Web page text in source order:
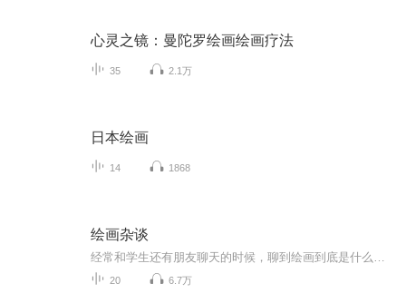
心灵之镜：曼陀罗绘画绘画疗法
35 2.1万
日本绘画
14 1868
绘画杂谈
20 6.7万